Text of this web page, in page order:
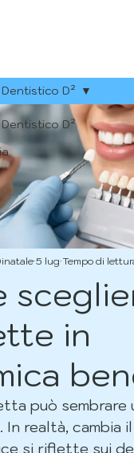
D²
D²
in
5 lug Tempo di
può sembrare
realtà, cambia
si riflette sui